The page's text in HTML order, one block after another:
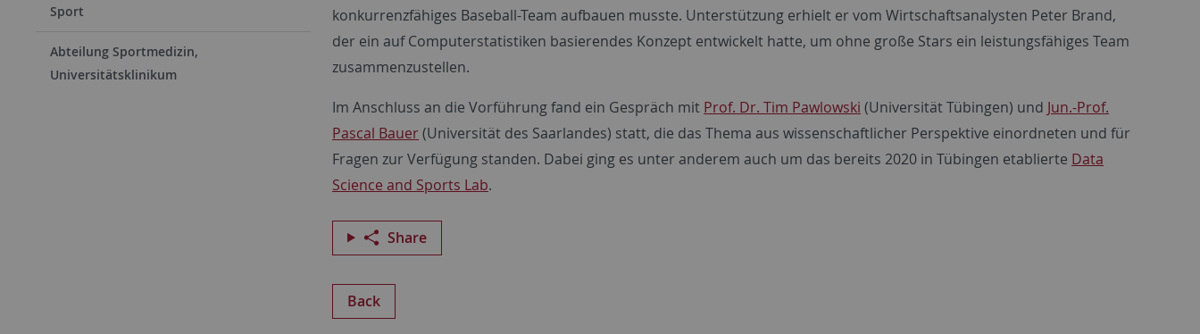
Sport
Abteilung Sportmedizin,
Universitätsklinikum
konkurrenzfähiges Baseball-Team aufbauen musste. Unterstützung erhielt er vom Wirtschaftsanalysten Peter Brand,
der ein auf Computerstatistiken basierendes Konzept entwickelt hatte, um ohne große Stars ein leistungsfähiges Team
zusammenzustellen.
Im Anschluss an die Vorführung fand ein Gespräch mit Prof. Dr. Tim Pawlowski (Universität Tübingen) und Jun.-Prof.
Pascal Bauer(Universität des Saarlandes) statt, die das Thema aus wissenschaftlicher Perspektive einordneten und für
Fragen zur Verfügung standen. Dabei ging es unter anderem auch um das bereits 2020 in Tübingen etablierte Data
Science and Sports Lab.
Share
Back